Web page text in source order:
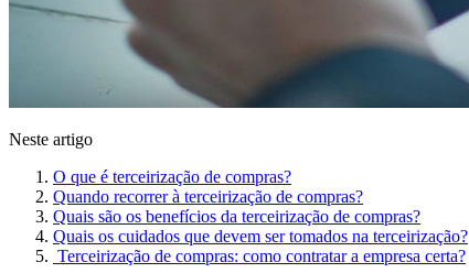
Neste artigo
O que é terceirização de compras?
Quando recorrer à terceirização de compras?
Quais são os benefícios da terceirização de compras?
Quais os cuidados que devem ser tomados na terceirização?
Terceirização de compras: como contratar a empresa certa?